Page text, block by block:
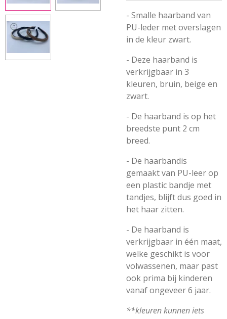
- Smalle haarband van
PU-leder met overslagen
in de kleur zwart.
- Deze haarband is
verkrijgbaar in 3
kleuren, bruin, beige en
zwart.
- De haarband is op het
breedste punt 2 cm
breed.
- De haarbandis
gemaakt van PU-leer op
een plastic bandje met
tandjes, blijft dus goed in
het haar zitten.
- De haarband is
verkrijgbaar in één maat,
welke geschikt is voor
volwassenen, maar past
ook prima bij kinderen
vanaf ongeveer 6 jaar.
**kleuren kunnen iets